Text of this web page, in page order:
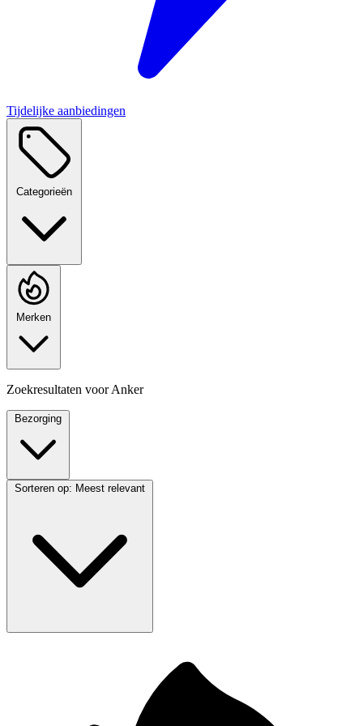
Tijdelijke aanbiedingen
Categorieën
Merken
Zoekresultaten voorAnker
Bezorging
Sorteren op: Meest relevant